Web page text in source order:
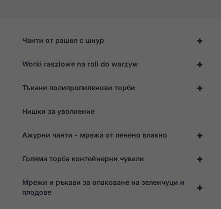
+
Чанти от рашел с шнур
+
Worki raszlowe na roli do warzyw
+
Тъкани полипропиленови торби
Нишки за уволнение
+
Ажурни чанти - мрежа от ленено влакно
+
Голяма торба контейнерни чували
+
Мрежи и ръкави за опаковане на зеленчуци и
плодове